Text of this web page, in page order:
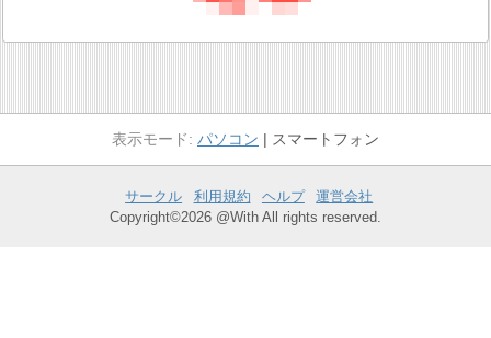
パソコン スマートフォン
サークル 利用規約 ヘルプ
運営会社
Copyright©2026 @With All rights reserved.